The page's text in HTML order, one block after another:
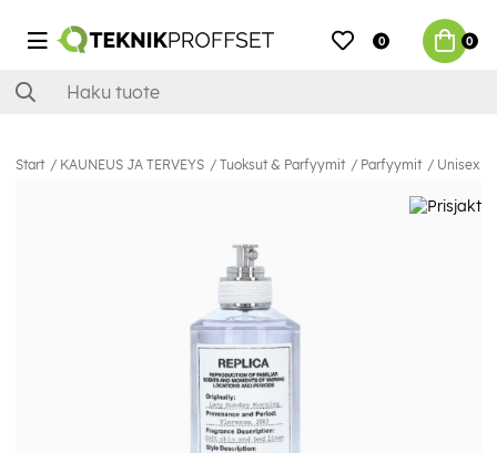
0 0
Start KAUNEUS JA TERVEYS Tuoksut & Parfyymit Parfyymit Unisex